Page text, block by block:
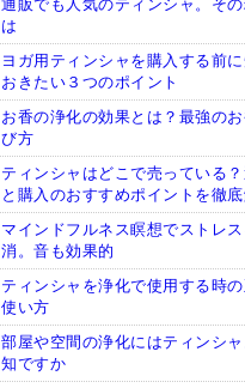
通販でも人気のティンシャ。その
は
ヨガ用ティンシャを購入する前
おきたい３つのポイント
お香の浄化の効果とは？最強の
び方
ティンシャはどこで売っている
と購入のおすすめポイントを徹底
マインドフルネス瞑想でストレ
消。音も効果的
ティンシャを浄化で使用する時
使い方
部屋や空間の浄化にはティンシ
知ですか